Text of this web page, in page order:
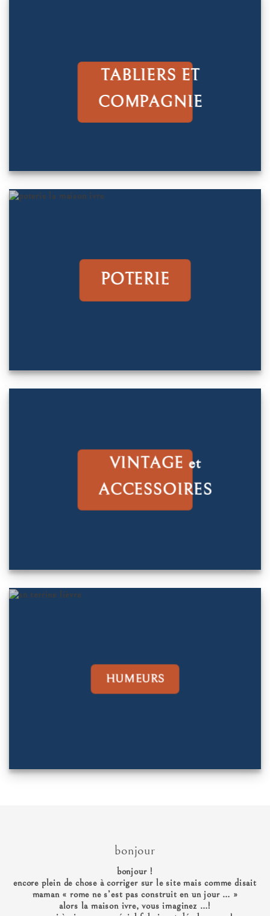
TABLIERS ET
COMPAGNIE
POTERIE
VINTAGE et
ACCESSOIRES
HUMEURS
bonjour
bonjour !
encore plein de chose à corriger sur le site mais comme disait
maman « rome ne s’est pas construit en un jour … »
alors la maison ivre, vous imaginez …!